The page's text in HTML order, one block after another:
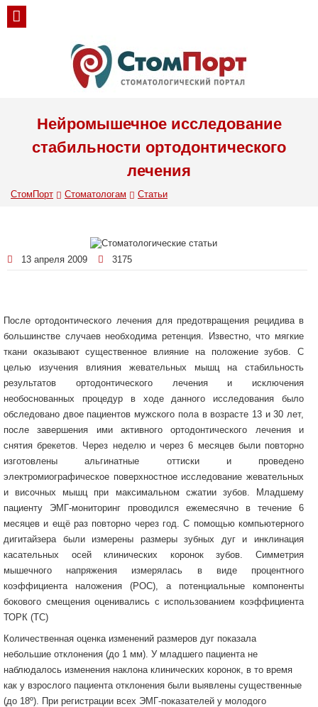
Нейромышечное исследование
стабильности ортодонтического
лечения
СтомПорт Стоматологам Статьи
13 апреля 2009 3175
После ортодонтического лечения для предотвращения рецидива в
большинстве случаев необходима ретенция. Известно, что мягкие
ткани оказывают существенное влияние на положение зубов. С
целью изучения влияния жевательных мышц на стабильность
результатов ортодонтического лечения и исключения
необоснованных процедур в ходе данного исследования было
обследовано двое пациентов мужского пола в возрасте 13 и 30 лет,
после завершения ими активного ортодонтического лечения и
снятия брекетов. Через неделю и через 6 месяцев были повторно
изготовлены альгинатные оттиски и проведено
электромиографическое поверхностное исследование жевательных
и височных мышц при максимальном сжатии зубов. Младшему
пациенту ЭМГ-мониторинг проводился ежемесячно в течение 6
месяцев и ещё раз повторно через год. С помощью компьютерного
дигитайзера были измерены размеры зубных дуг и инклинация
касательных осей клинических коронок зубов. Симметрия
мышечного напряжения измерялась в виде процентного
коэффициента наложения (РОС), а потенциальные компоненты
бокового смещения оценивались с использованием коэффициента
ТОРК (ТС)
Количественная оценка изменений размеров дуг показала
небольшие отклонения (до 1 мм). У младшего пациента не
наблюдалось изменения наклона клинических коронок, в то время
как у взрослого пациента отклонения были выявлены существенные
(до 18º). При регистрации всех ЭМГ-показателей у молодого